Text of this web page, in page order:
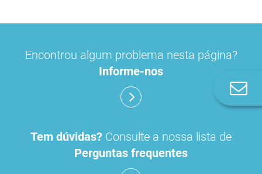
Encontrou algum problema nesta página?
Informe-nos
Tem dúvidas? Consulte a nossa lista de
Perguntas frequentes